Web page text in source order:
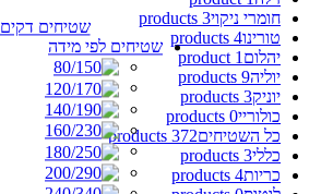
שטיחים דקים
שטיחים לפי מידה
חומרי ניקוי3 products
טורינו4 products
יהלום 1 product
יוליה9 products
יוניק3 products
כולוריי0 products
כל השטיחים372 products
כללי3 products
כריות4 products